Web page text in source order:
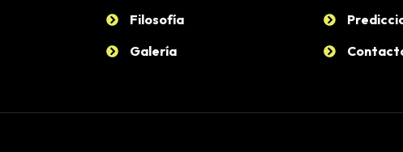
Filosofía
Galería